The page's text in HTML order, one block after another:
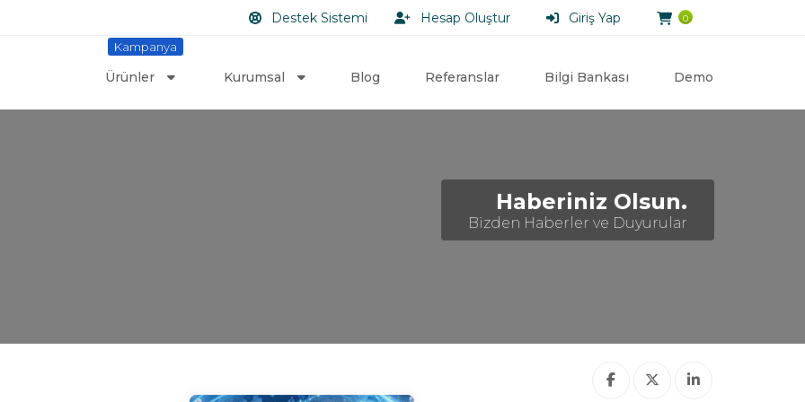
0
Giriş Yap
Hesap Oluştur
Destek Sistemi
Kampanya
Ürünler Kurumsal Blog Referanslar Bilgi Bankası Demo
Haberiniz Olsun.
Bizden Haberler ve Duyurular